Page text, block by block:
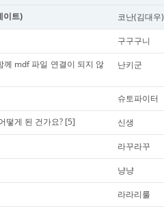
이트) 코난(김대우)
구구구니
께 mdf 파일 연결이 되지 않
난키군
슈토파이터
떻게 된 건가요? [5] 신생
라꾸라꾸
냥냥
라라리룰